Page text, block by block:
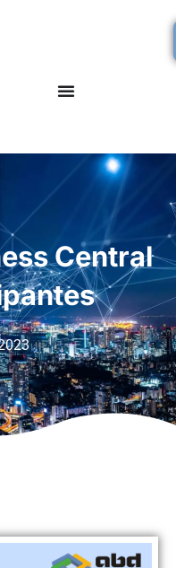
Central